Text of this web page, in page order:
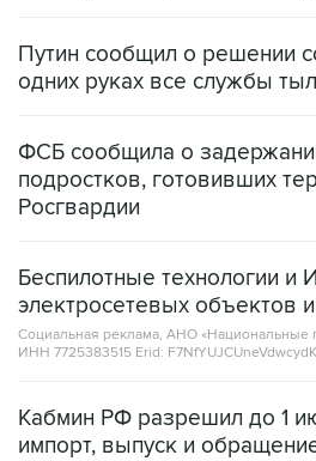
Путин сообщил о решении
одних руках все службы
ФСБ сообщила о
подростков, готовивших
Росгвардии
Беспилотные технологии и
электросетевых объектов
Социальная реклама, АНО «Национальные
ИНН 7725383515 Erid:
Кабмин РФ разрешил до 1
импорт, выпуск и